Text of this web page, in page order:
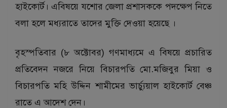
হাইকোর্ট। এবিষয়ে যশোর জেলা প্রশাসককে পদক্ষেপ নিতে
বলা হলে মধ্যরাতে তাদের মুক্তি দেওয়া হয়েছে ।
বৃহস্পতিবার (৮ অক্টোবর) গণমাধ্যমে এ বিষয়ে প্রচারিত
প্রতিবেদন নজরে নিয়ে বিচারপতি মো.মজিবুর মিয়া ও
বিচারপতি মহি উদ্দিন শামীমের ভার্চ্যুয়াল হাইকোর্ট বেঞ্চ
রাতে এ আদেশ দেন।